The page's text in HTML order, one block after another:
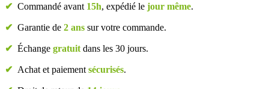
✔ Commandé avant 15h, expédié le jour même.
✔ Garantie de 2 ans sur votre commande.
✔ Échange gratuit dans les 30 jours.
✔ Achat et paiement sécurisés.